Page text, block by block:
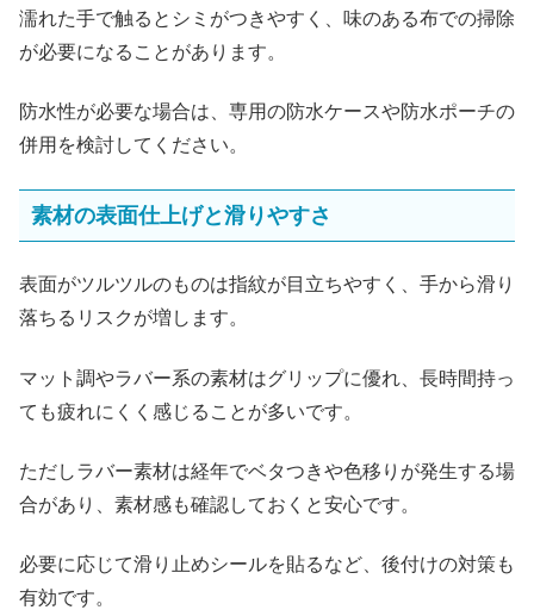
濡れた手で触るとシミがつきやすく、味のある布での掃除
が必要になることがあります。
防水性が必要な場合は、専用の防水ケースや防水ポーチの
併用を検討してください。
素材の表面仕上げと滑りやすさ
表面がツルツルのものは指紋が目立ちやすく、手から滑り
落ちるリスクが増します。
マット調やラバー系の素材はグリップに優れ、長時間持っ
ても疲れにくく感じることが多いです。
ただしラバー素材は経年でベタつきや色移りが発生する場
合があり、素材感も確認しておくと安心です。
必要に応じて滑り止めシールを貼るなど、後付けの対策も
有効です。